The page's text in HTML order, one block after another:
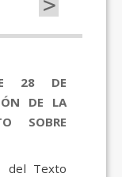
28 DE
DE LA
SOBRE
del Texto